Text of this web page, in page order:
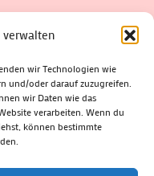
verwalten
wir Technologien wie
und/oder darauf zuzugreifen.
wir Daten wie das
verarbeiten. Wenn du
können bestimmte
GEWINNSPIEL
HITZE
JAZZ
KABARETT
SUHLER REIHE
MEININGEN
SCHULWEG
SUHL